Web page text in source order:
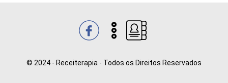
© 2024 - Receiterapia - Todos os Direitos Reservados